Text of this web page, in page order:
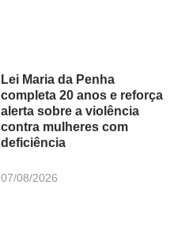
Lei Maria da Penha
completa 20 anos e reforça
alerta sobre a violência
contra mulheres com
deficiência
07/08/2026